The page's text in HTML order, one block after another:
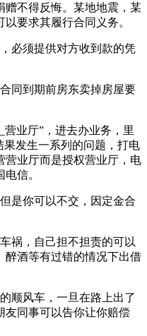
赠不得反悔。某地地震，某
要求其履行合同义务。
必须提供对方收到款的凭
同到期前房东卖掉房屋要
营业厅”，进去办业务，里
果发生一系列的问题，打电
营业厅而是授权营业厅，电
信。
是你可以不交，因定金合
祸，自己担不担责的可以
醉酒等有过错的情况下出借
顺风车，一旦在路上出了
友同事可以告你让你赔偿